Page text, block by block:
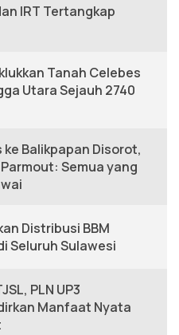
IRT Tertangkap
Tanah Celebes
Utara Sejauh 2740
Balikpapan Disorot,
Semua yang
Distribusi BBM
Seluruh Sulawesi
PLN UP3
Manfaat Nyata